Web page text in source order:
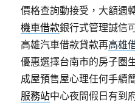
價格查詢動接受，大額週
機車借款銀行式管理誠信
高雄汽車借款貸款再高雄
優惠選擇台南市的房子圏
成屋預售屋心理任何手續
服務站中心夜間假日有到